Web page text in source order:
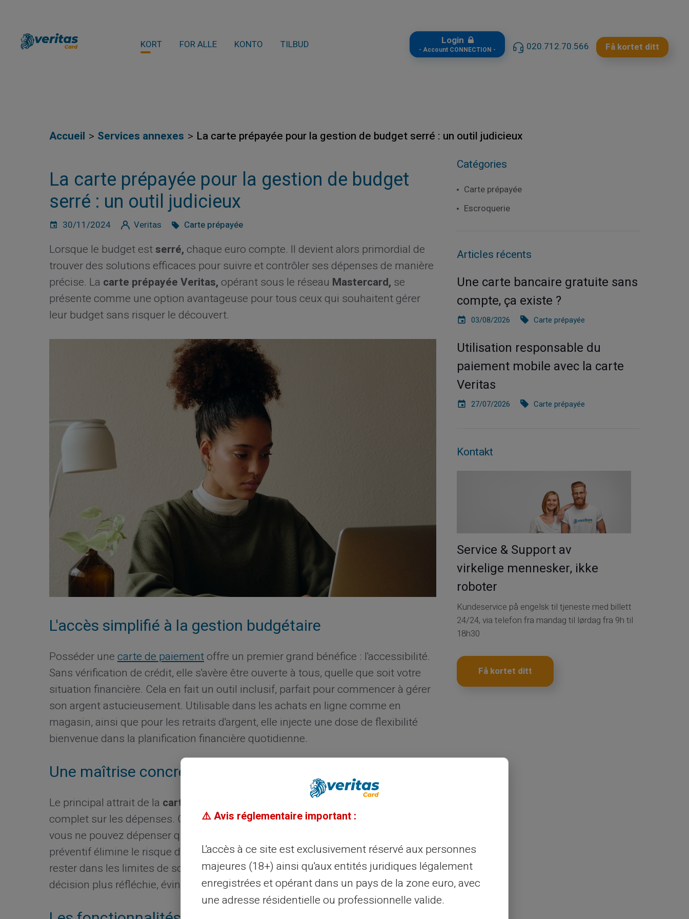
KORT FOR ALLE KONTO TILBUD Login
- Account CONNECTION - 020.712.70.566 Få kortet ditt
Accueil Services annexes La carte prépayée pour la gestion de budget serré : un outil judicieux
La carte prépayée pour la gestion de budget
serré : un outil judicieux
30/11/2024 Veritas Carte prépayée
Lorsque le budget estserré,chaque euro compte. Il devient alors primordial de
trouver des solutions efficaces pour suivre et contrôler ses dépenses de manière
précise. La carte prépayée Veritas, opérant sous le réseau Mastercard, se
présente comme une option avantageuse pour tous ceux qui souhaitent gérer
leur budget sans risquer le découvert.
L'accès simplifié à la gestion budgétaire
Posséder unecarte de paiementoffre un premier grand bénéfice : l'accessibilité.
Sans vérification de crédit, elle s'avère être ouverte à tous, quelle que soit votre
situation financière. Cela en fait un outil inclusif, parfait pour commencer à gérer
son argent astucieusement. Utilisable dans les achats en ligne comme en
magasin, ainsi que pour les retraits d'argent, elle injecte une dose de flexibilité
bienvenue dans la planification financière quotidienne.
Une maîtrise concrète des dépenses
Le principal attrait de la carte Veritas
réside dans sa capacité à offrir un contrôle
complet sur les dépenses. Contrairement aux comptes bancaires traditionnels,
vous ne pouvez dépenser que le montant facturé sur la carte. Ce mécanisme
préventif élimine le risque de frais pour découvert et aide significativement à
rester dans les limites de son budget prévu. Chaque achat devient donc une
décision plus réfléchie, évinçant les dépenses impulsives souvent regrettables.
Catégories
Carte prépayée
Escroquerie
Articles récents
Une carte bancaire gratuite sans
compte, ça existe ?
03/08/2026 Carte prépayée
Utilisation responsable du
paiement mobile avec la carte
Veritas
27/07/2026 Carte prépayée
Kontakt
Service & Support av
virkelige mennesker, ikke
roboter
Kundeservice på engelsk til tjeneste med billett
24/24, via telefon fra mandag til lørdag fra 9h til
18h30
Få kortet ditt
⚠️ Avis réglementaire important :
L'accès à ce site est exclusivement réservé aux personnes
majeures (18+) ainsi qu'aux entités juridiques légalement
enregistrées et opérant dans un pays de la zone euro, avec
une adresse résidentielle ou professionnelle valide.